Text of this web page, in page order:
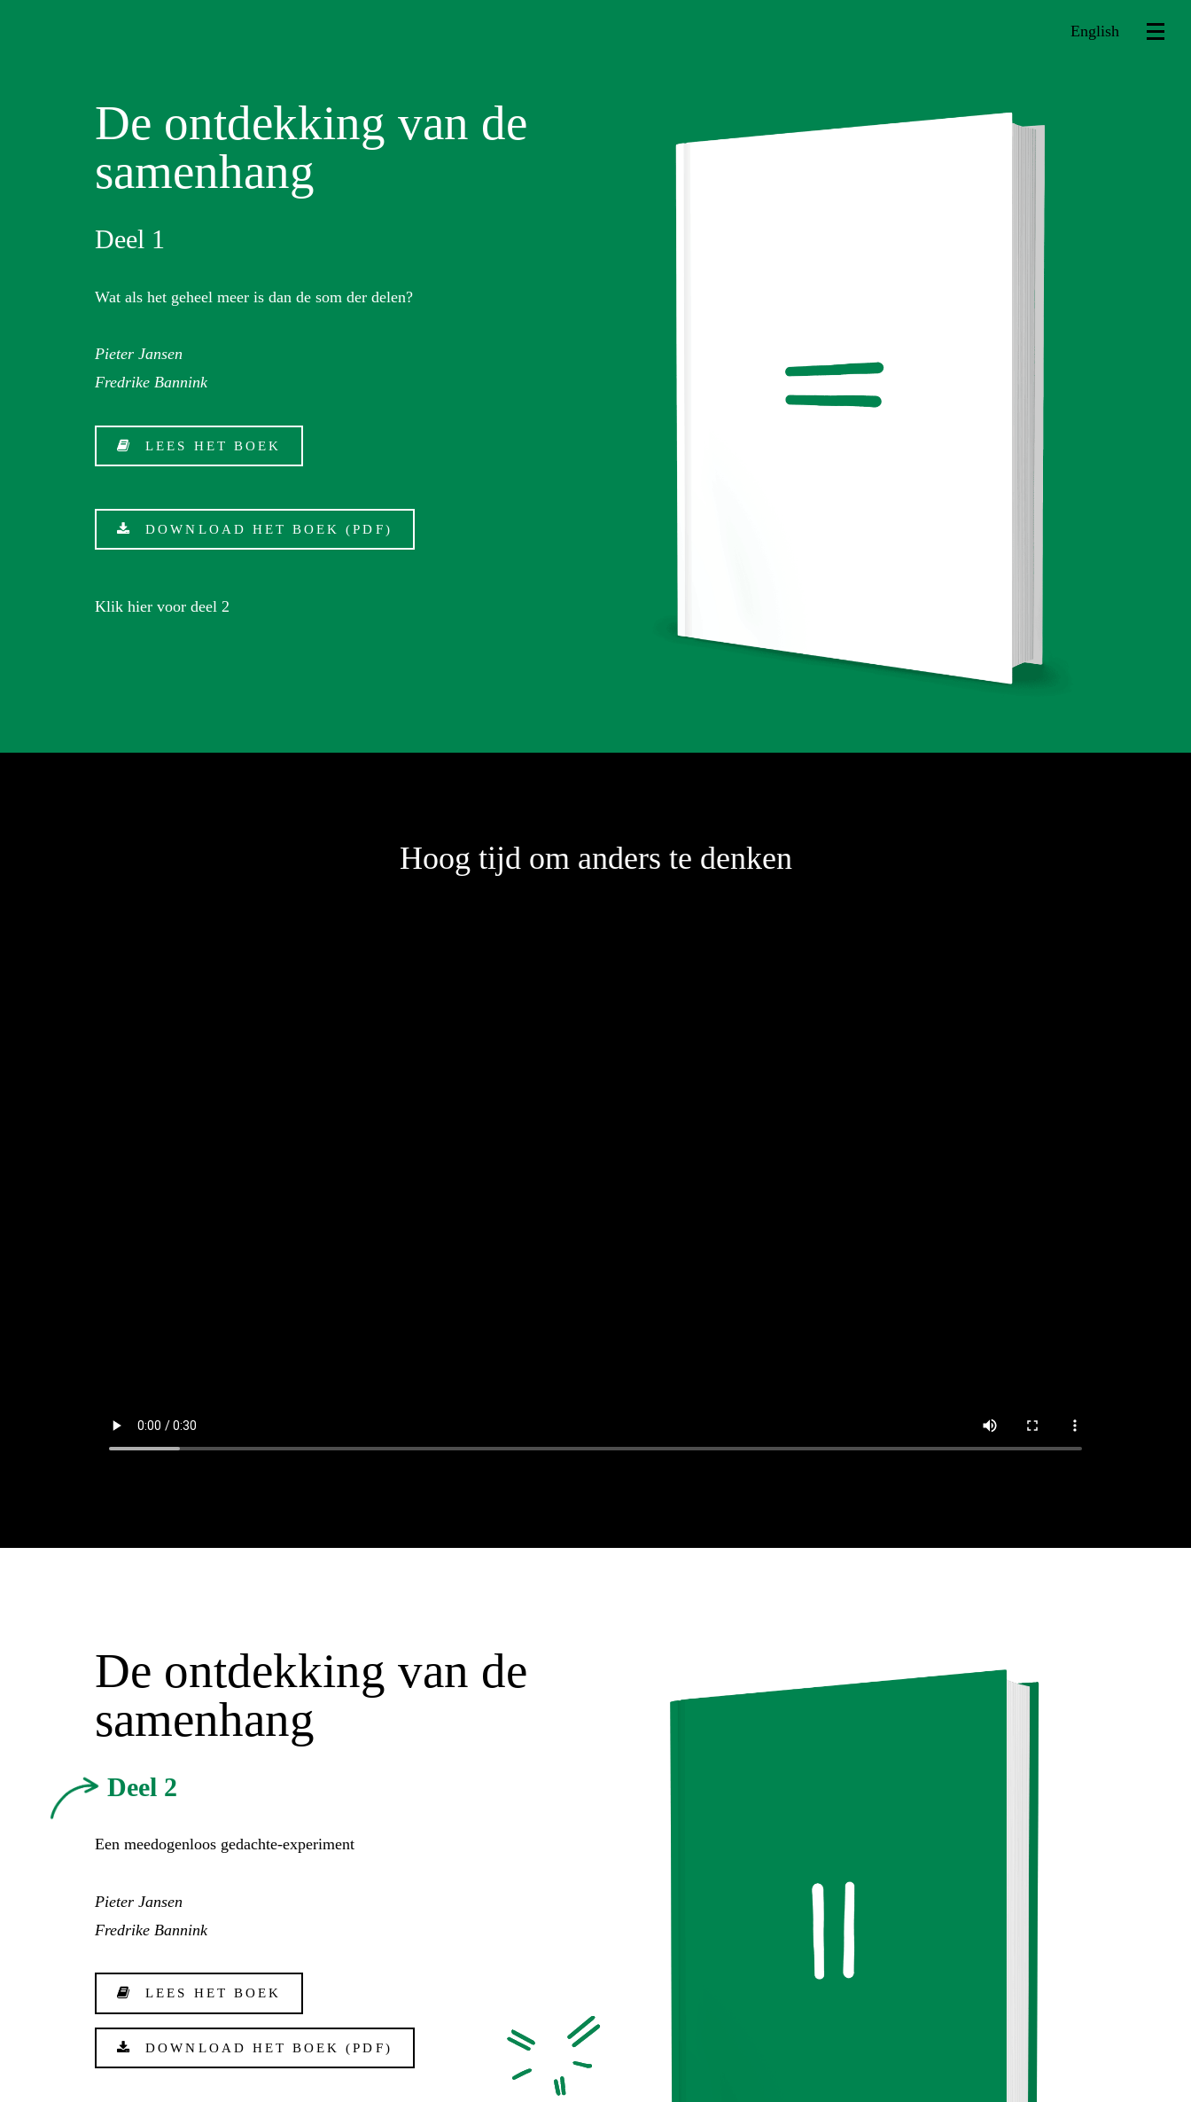
English
De ontdekking van de
samenhang
Deel 1
Wat als het geheel meer is dan de som der delen?
Pieter Jansen
Fredrike Bannink
LEES HET BOEK
DOWNLOAD HET BOEK (PDF)
Klik hier voor deel 2
Hoog tijd om anders te denken
De ontdekking van de
samenhang
Deel 2
Een meedogenloos gedachte-experiment
Pieter Jansen
Fredrike Bannink
LEES HET BOEK
DOWNLOAD HET BOEK (PDF)